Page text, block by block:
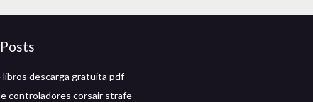
libros descarga gratuita pdf
controladores corsair strafe